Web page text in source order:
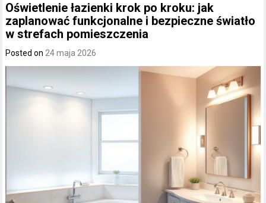
Oświetlenie łazienki krok po kroku: jak
zaplanować funkcjonalne i bezpieczne światło
w strefach pomieszczenia
Posted on24 maja 2026